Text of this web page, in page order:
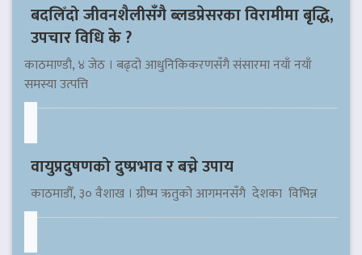
बदलिँदो जीवनशैलीसँगै ब्लडप्रेसरका विरामीमा बृद्धि,
उपचार विधि के ?
काठमाण्डौ, ४ जेठ । बढ्दो आधुनिकिकरणसँगै संसारमा नयाँ नयाँ
समस्या उत्पत्ति
वायुप्रदुषणको दुष्प्रभाव र बच्ने उपाय
काठमाडौँ, ३० वैशाख । ग्रीष्म ऋतुको आगमनसँगै देशका विभिन्न